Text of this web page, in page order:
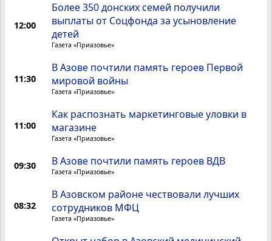
12:00
Более 350 донских семей получили
выплаты от Соцфонда за усыновление
детей
Газета «Приазовье»
11:30
В Азове почтили память героев Первой
мировой войны
Газета «Приазовье»
11:00
Как распознать маркетинговые уловки в
магазине
Газета «Приазовье»
09:30 В Азове почтили память героев ВДВ
Газета «Приазовье»
08:32
В Азовском районе чествовали лучших
сотрудников МФЦ
Газета «Приазовье»